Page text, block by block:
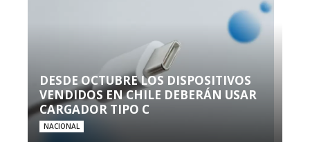
DESDE OCTUBRE LOS DISPOSITIVOS
VENDIDOS EN CHILE DEBERÁN USAR
CARGADOR TIPO C
NACIONAL